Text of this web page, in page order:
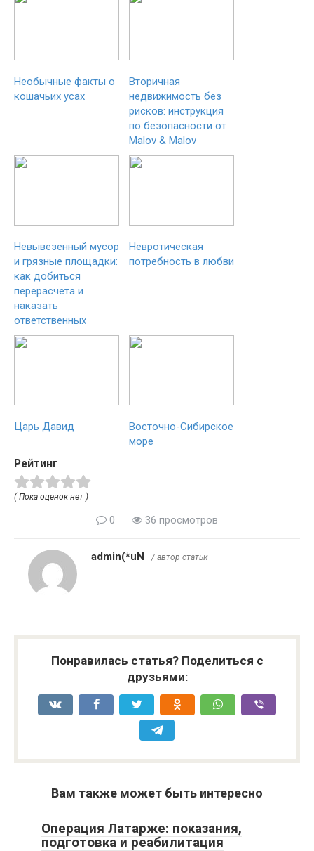
Необычные факты о
кошачьих усах
Вторичная
недвижимость без
рисков: инструкция
по безопасности от
Malov & Malov
Невывезенный мусор
и грязные площадки:
как добиться
перерасчета и
наказать
ответственных
Невротическая
потребность в любви
Царь Давид
Восточно-Сибирское
море
Рейтинг
( Пока оценок нет )
0 36 просмотров
admin(*uN / автор статьи
Понравилась статья? Поделиться с
друзьями:
Вам также может быть интересно
Операция Латарже: показания,
подготовка и реабилитация